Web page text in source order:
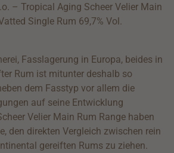
– Tropical Aging Scheer Velier Main
Single Rum 69,7% Vol.
Fasslagerung in Europa, beides in
Rum ist mitunter deshalb so
dem Fasstyp vor allem die
auf seine Entwicklung
Velier Main Rum Range haben
den direkten Vergleich zwischen rein
gereiften Rums zu ziehen.